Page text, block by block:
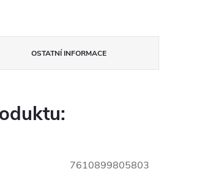
OSTATNÍ INFORMACE
7610899805803